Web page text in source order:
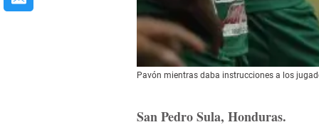
Pavón mientras daba instrucciones a los
San Pedro Sula, Honduras.